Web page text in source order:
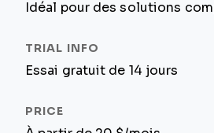
Idéal pour des solutions
Essai gratuit de 14 jours